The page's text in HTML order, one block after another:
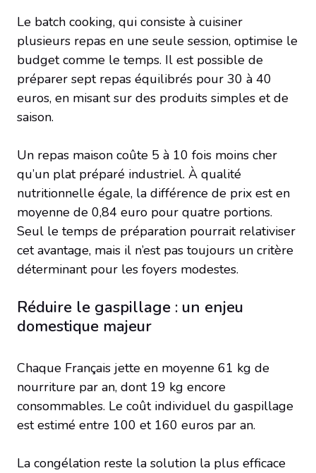
Le batch cooking, qui consiste à cuisiner
plusieurs repas en une seule session, optimise le
budget comme le temps. Il est possible de
préparer sept repas équilibrés pour 30 à 40
euros, en misant sur des produits simples et de
saison.
Un repas maison coûte 5 à 10 fois moins cher
qu’un plat préparé industriel. À qualité
nutritionnelle égale, la différence de prix est en
moyenne de 0,84 euro pour quatre portions.
Seul le temps de préparation pourrait relativiser
cet avantage, mais il n’est pas toujours un critère
déterminant pour les foyers modestes.
Réduire le gaspillage : un enjeu
domestique majeur
Chaque Français jette en moyenne 61 kg de
nourriture par an, dont 19 kg encore
consommables. Le coût individuel du gaspillage
est estimé entre 100 et 160 euros par an.
La congélation reste la solution la plus efficace